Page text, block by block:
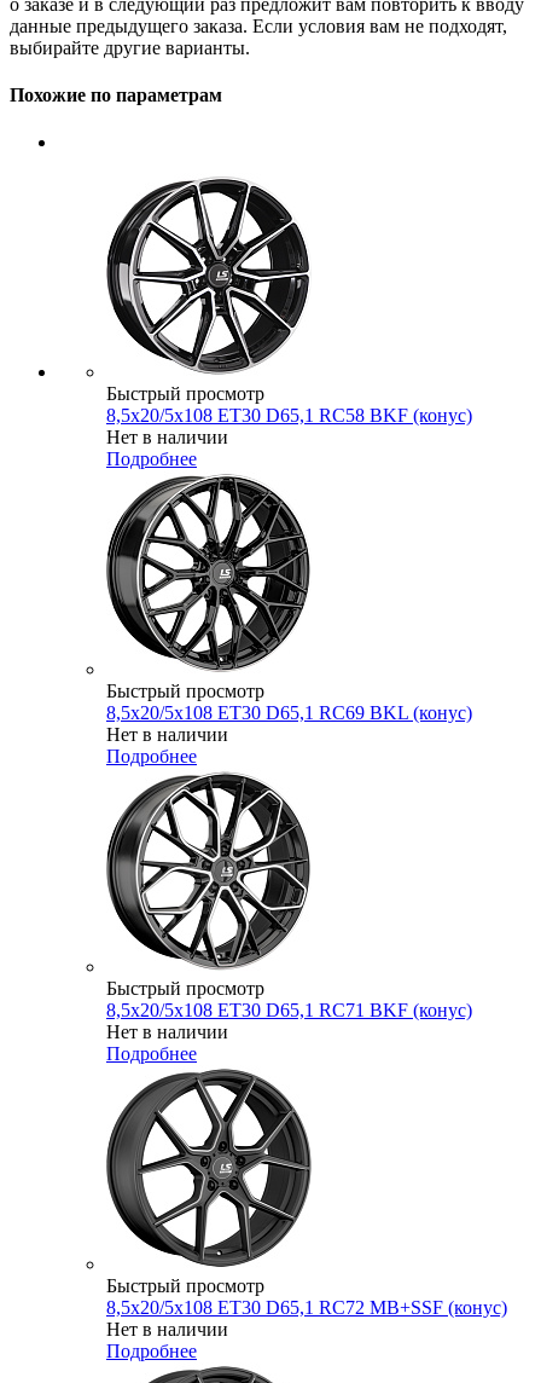
о заказе и в следующий раз предложит вам повторить к вводу
данные предыдущего заказа. Если условия вам не подходят,
выбирайте другие варианты.
Похожие по параметрам
Быстрый просмотр
8,5x20/5x108 ET30 D65,1 RC58 BKF (конус)
Нет в наличии
Подробнее
Быстрый просмотр
8,5x20/5x108 ET30 D65,1 RC69 BKL (конус)
Нет в наличии
Подробнее
Быстрый просмотр
8,5x20/5x108 ET30 D65,1 RC71 BKF (конус)
Нет в наличии
Подробнее
Быстрый просмотр
8,5x20/5x108 ET30 D65,1 RC72 MB+SSF (конус)
Нет в наличии
Подробнее